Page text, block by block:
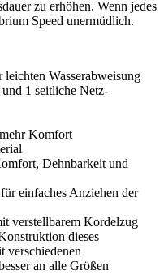
zu erhöhen. Wenn jedes
Speed unermüdlich.
Wasserabweisung
1 seitliche Netz-
Komfort
Dehnbarkeit und
einfaches Anziehen der
verstellbarem Kordelzug
dieses
verschiedenen
an alle Größen